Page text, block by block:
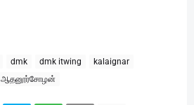
dmk dmk itwing
kalaignar
ஆதனூர்சோழன்